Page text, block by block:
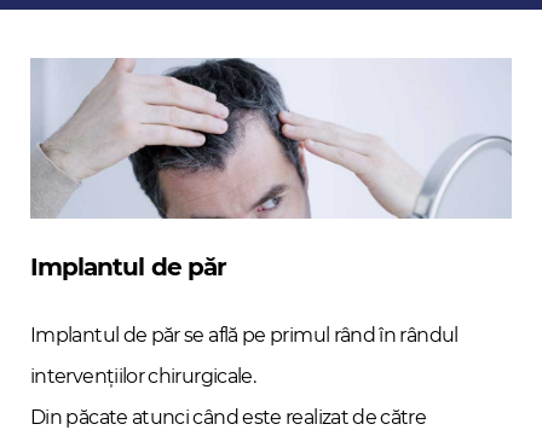
Implantul de păr
Implantul de păr se află pe primul rând în rândul
intervențiilor chirurgicale.
Din păcate atunci când este realizat de către